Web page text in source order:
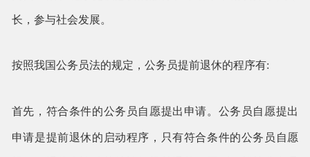
长，参与社会发展。
按照我国公务员法的规定，公务员提前退休的程序有:
首先，符合条件的公务员自愿提出申请。公务员自愿提出
申请是提前退休的启动程序，只有符合条件的公务员自愿